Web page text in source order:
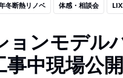
冬断熱リノベ 体感・相談会
ョンモデル
中現場公開